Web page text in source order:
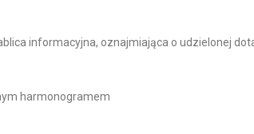
informacyjna, oznajmiająca o udzielonej
harmonogramem